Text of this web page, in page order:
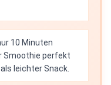
10 Minuten
Smoothie perfekt
leichter Snack.